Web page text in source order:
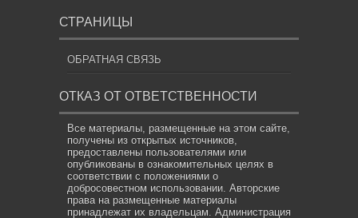
СТРАНИЦЫ
ОБРАТНАЯ СВЯЗЬ
ОТКАЗ ОТ ОТВЕТСТВЕННОСТИ
Все материалы, размещенные на этом сайте,
получены из открытых источников,
предоставлены пользователями или
опубликованы в ознакомительных целях в
соответствии с положениями о
добросовестном использовании. Авторские
права на размещенные материалы
принадлежат их владельцам. Администрация